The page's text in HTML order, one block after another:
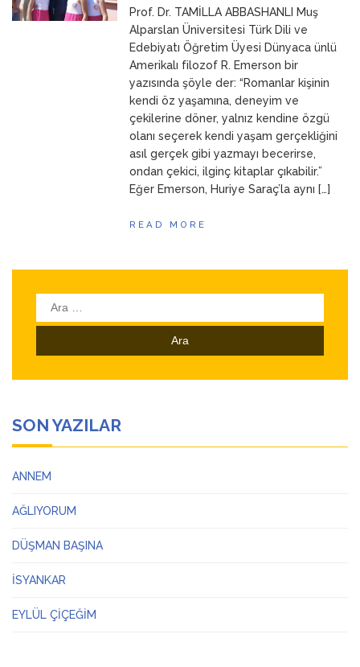
23 Mart 2026 ANNEMProf. Dr. TAMİLLA ABBASHANLI Muş
Alparslan Üniversitesi Türk Dili ve
Edebiyatı Öğretim Üyesi Dünyaca ünlü
Amerikalı filozof R. Emerson bir
yazısında şöyle der: “Romanlar kişinin
kendi öz yaşamına, deneyim ve
çekilerine döner, yalnız kendine özgü
olanı seçerek kendi yaşam gerçekliğini
asıl gerçek gibi yazmayı becerirse,
ondan çekici, ilginç kitaplar çıkabilir.”
Eğer Emerson, Huriye Saraç’la aynı […]
READ MORE
Arama:
SON YAZILAR
ANNEM
AĞLIYORUM
DÜŞMAN BAŞINA
İSYANKAR
EYLÜL ÇİÇEĞİM